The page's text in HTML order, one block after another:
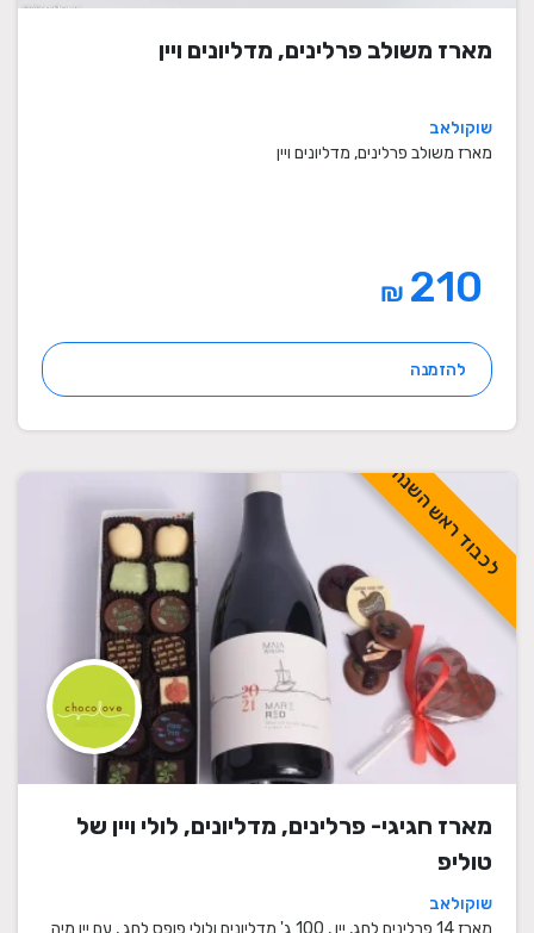
מארז משולב פרלינים, מדליונים ויין
שוקולאב
מארז משולב פרלינים, מדליונים ויין
₪
להזמנה
לכבוד ראש השנה
מארז חגיגי- פרלינים, מדליונים, לולי ויין של
טוליפ
שוקולאב
מארז 14 פרלינים לחג, יין , 100 ג' מדליונים ולולי פופס לחג , עם יין מיה